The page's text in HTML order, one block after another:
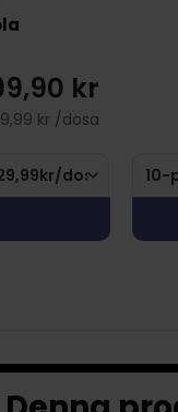
kr
kr /dosa